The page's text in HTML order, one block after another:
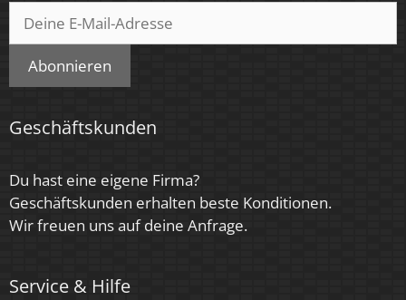
Farbkonsistenz
< 6 SDCM
F
Marke / Hersteller
Luxvenum
Abonnieren
Geschäftskunden
Du hast eine eigene Firma?
Geschäftskunden erhalten beste Konditionen.
Wir freuen uns auf deine Anfrage.
Service & Hilfe